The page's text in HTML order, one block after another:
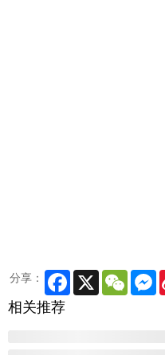
分享： Facebook
X
相关推荐